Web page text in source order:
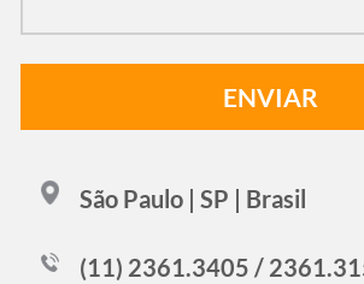
São Paulo | SP | Brasil
(11) 2361.3405 /